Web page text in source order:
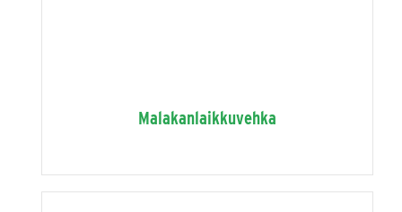
Malakanlaikkuvehka